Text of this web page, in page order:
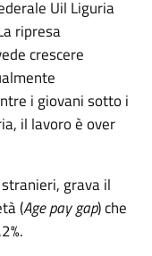
Uil Liguria
ripresa
crescere
i giovani sotto i
il lavoro è over
grava il
(Age pay gap) che